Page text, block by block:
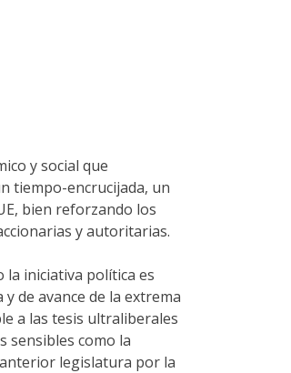
y social que
tiempo-encrucijada, un
bien reforzando los
y autoritarias.
la iniciativa política es
de avance de la extrema
a las tesis ultraliberales
sensibles como la
legislatura por la